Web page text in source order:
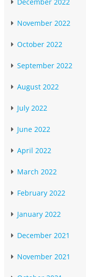
November 2022
October 2022
September 2022
August 2022
July 2022
June 2022
April 2022
March 2022
February 2022
January 2022
December 2021
November 2021